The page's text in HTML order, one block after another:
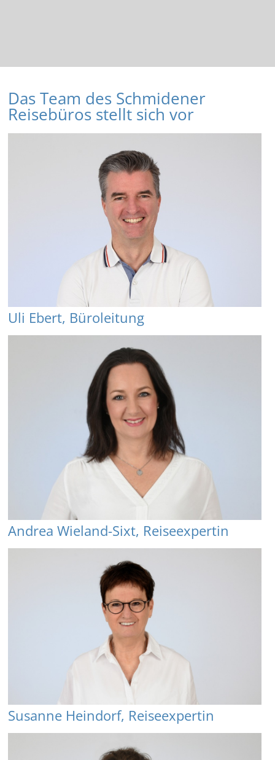
Das Team des Schmidener
Reisebüros stellt sich vor
Uli Ebert, Büroleitung
Andrea Wieland-Sixt, Reiseexpertin
Susanne Heindorf, Reiseexpertin